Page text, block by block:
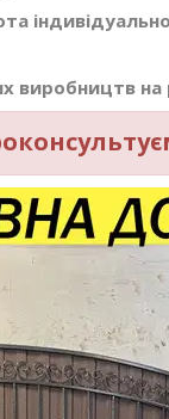
виробництв на